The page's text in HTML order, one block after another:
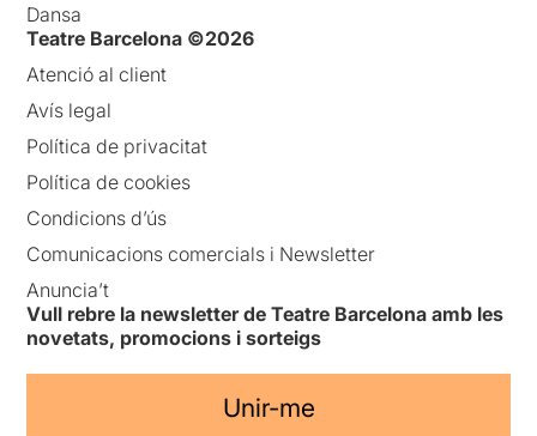
Dansa
Teatre Barcelona ©2026
Atenció al client
Avís legal
Política de privacitat
Política de cookies
Condicions d’ús
Comunicacions comercials i Newsletter
Anuncia’t
Vull rebre la newsletter de Teatre Barcelona amb les
novetats, promocions i sorteigs
Unir-me